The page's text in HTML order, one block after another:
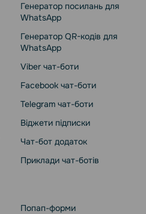
Генератор посилань для
WhatsApp
Генератор QR-кодів для
WhatsApp
Viber чат-боти
Facebook чат-боти
Telegram чат-боти
Віджети підписки
Чат-бот додаток
Приклади чат-ботів
Попап-форми